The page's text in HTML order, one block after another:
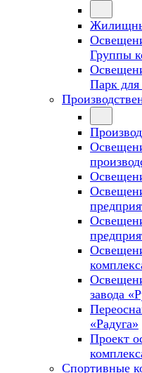
Группы
Парк
завода
«Радуга»
Проект
Спортивные